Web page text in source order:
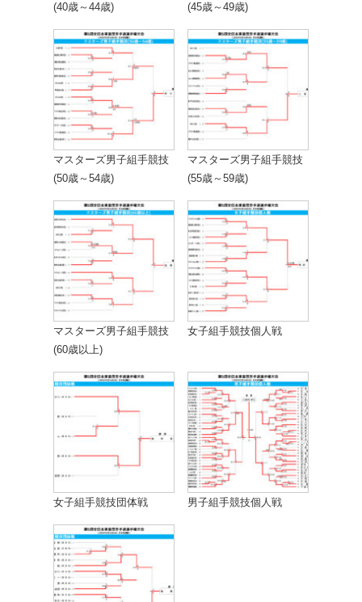
(40歳～44歳)
(45歳～49歳)
マスターズ男子組手競技
(50歳～54歳)
マスターズ男子組手競技
(55歳～59歳)
マスターズ男子組手競技
(60歳以上)
女子組手競技個人戦
女子組手競技団体戦 男子組手競技個人戦